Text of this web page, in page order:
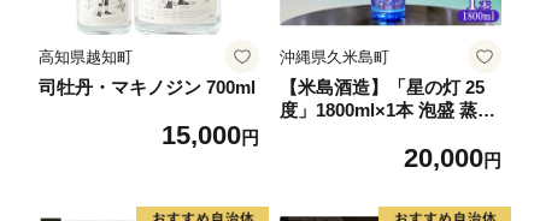
高知県越知町
司牡丹・マキノジン 700ml
15,000円
沖縄県久米島町
【米島酒造】「星の灯 25
度」1800ml×1本 泡盛 蒸留
発酵 米 黒麹 米麹 もろみ
20,000円